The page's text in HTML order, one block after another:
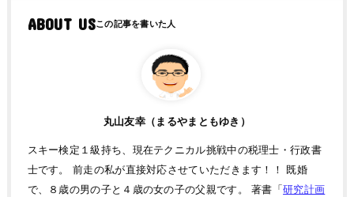
ABOUT US
丸山友幸（まるやまともゆき）
スキー検定１級持ち、現在テクニカル挑戦中の税理士・行政書
士です。 前走の私が直接対応させていただきます！！ 既婚
で、８歳の男の子と４歳の女の子の父親です。 著書「研究計画